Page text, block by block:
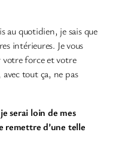
au quotidien, je sais que
intérieures. Je vous
force et votre
tout ça, ne pas
serai loin de mes
remettre d’une telle